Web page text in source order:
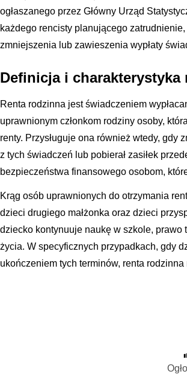
ogłaszanego przez Główny Urząd
każdego rencisty planującego
zmniejszenia lub zawieszenia wypłaty
Definicja i
Renta rodzinna jest świadczeniem
uprawnionym członkom rodziny osoby,
renty. Przysługuje ona również wtedy, gdy
z tych świadczeń lub pobierał zasiłek
bezpieczeństwa finansowego osobom,
Krąg osób uprawnionych do otrzymania
dzieci drugiego małżonka oraz dzieci
dziecko kontynuuje naukę w szkole, prawo
życia. W specyficznych przypadkach, gdy
ukończeniem tych terminów, renta